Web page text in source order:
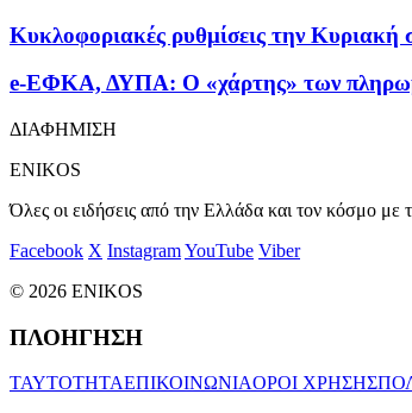
Κυκλοφοριακές ρυθμίσεις την
e-ΕΦΚΑ, ΔΥΠΑ: Ο «χάρτης» των
ΔΙΑΦΗΜΙΣΗ
ENIKOS
Όλες οι ειδήσεις από την Ελλάδα και τον κόσμο με
Facebook X InstagramYouTube Viber
© 2026 ENIKOS
ΠΛΟΗΓΗΣΗ
ΤΑΥΤΟΤΗΤΑΕΠΙΚΟΙΝΩΝΙΑΟΡΟΙ ΧΡΗΣΗΣ